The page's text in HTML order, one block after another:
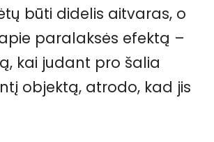
būti didelis aitvaras, o
paralaksės efektą –
kai judant pro šalia
objektą, atrodo, kad jis